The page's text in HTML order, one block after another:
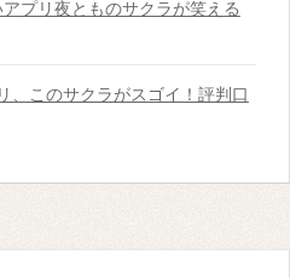
プリ夜とものサクラが笑える
、このサクラがスゴイ！評判口